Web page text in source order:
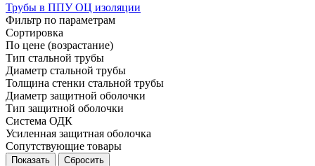
Трубы в ППУ ОЦ изоляции
Фильтр по параметрам
Сортировка
По цене (возрастание)
Тип стальной трубы
Диаметр стальной трубы
Толщина стенки стальной трубы
Диаметр защитной оболочки
Тип защитной оболочки
Система ОДК
Усиленная защитная оболочка
Сопутствующие товары
Сбросить